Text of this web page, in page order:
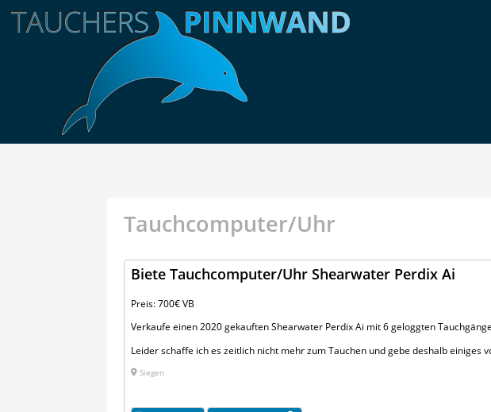
Tauchcomputer/Uhr
Biete Tauchcomputer/Uhr Shearwater Perdix Ai
Preis: 700€ VB
Verkaufe einen 2020 gekauften Shearwater Perdix Ai mit 6 geloggten
Leider schaffe ich es zeitlich nicht mehr zum Tauchen und gebe deshalb einiges
Siegen